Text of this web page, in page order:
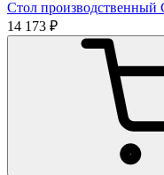
Стол
14 173 ₽